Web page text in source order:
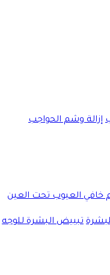
إزالة وشم الحواجب
خافي العيوب تحت العين
تبييض البشرة للوجه